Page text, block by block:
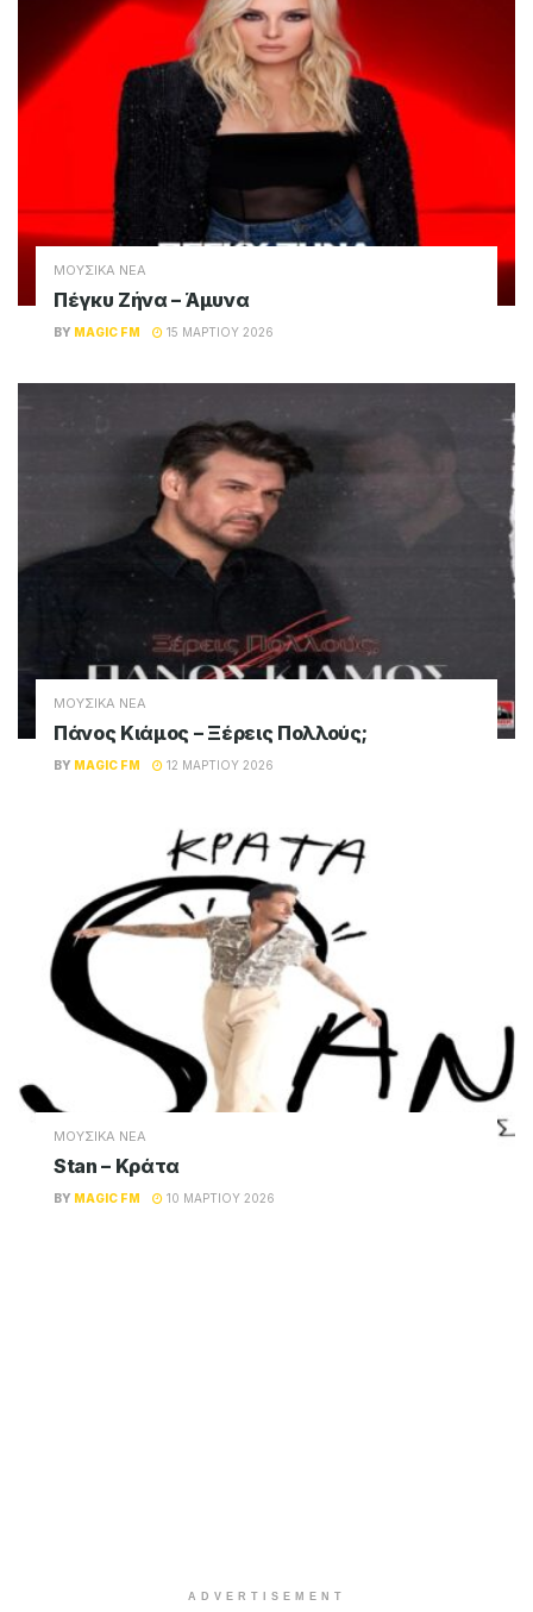
ΜΟΥΣΙΚΑ ΝΕΑ
Πέγκυ Ζήνα – Άμυνα
BY MAGIC FM 15 ΜΑΡΤΊΟΥ 2026
ΜΟΥΣΙΚΑ ΝΕΑ
Πάνος Κιάμος – Ξέρεις Πολλούς;
BY MAGIC FM 12 ΜΑΡΤΊΟΥ 2026
ΜΟΥΣΙΚΑ ΝΕΑ
Stan – Κράτα
BY MAGIC FM 10 ΜΑΡΤΊΟΥ 2026
ADVERTISEMENT